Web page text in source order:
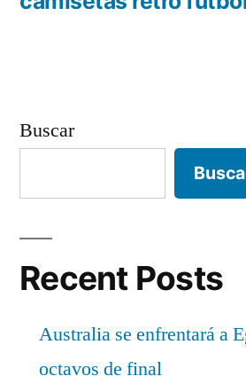
Buscar
Recent Posts
Australia se enfrentará a
octavos de final